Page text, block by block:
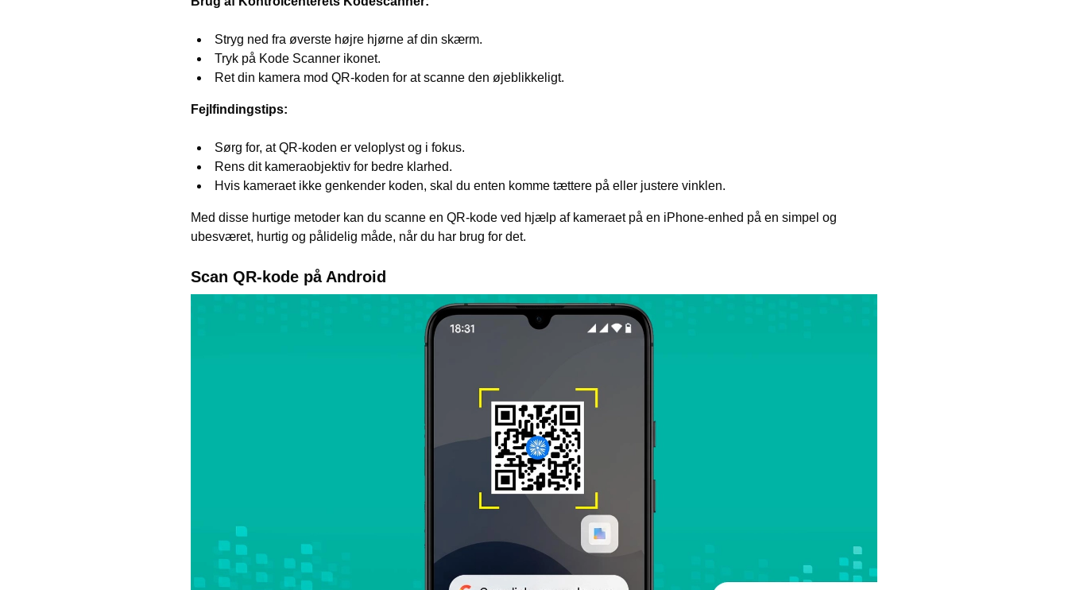
Stryg ned fra øverste højre hjørne af din skærm.
Tryk på Kode Scanner ikonet.
Ret din kamera mod QR-koden for at scanne den øjeblikkeligt.
Fejlfindingstips:
Sørg for, at QR-koden er veloplyst og i fokus.
Rens dit kameraobjektiv for bedre klarhed.
Hvis kameraet ikke genkender koden, skal du enten komme tættere på eller justere vinklen.
Med disse hurtige metoder kan du scanne en QR-kode ved hjælp af kameraet på en iPhone-enhed på en simpel og
ubesværet, hurtig og pålidelig måde, når du har brug for det.
Scan QR-kode på Android